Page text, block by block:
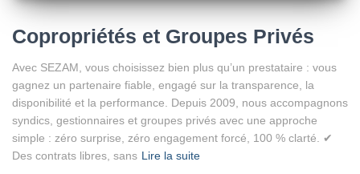
Copropriétés et Groupes Privés
Avec SEZAM, vous choisissez bien plus qu’un prestataire : vous
gagnez un partenaire fiable, engagé sur la transparence, la
disponibilité et la performance. Depuis 2009, nous accompagnons
syndics, gestionnaires et groupes privés avec une approche
simple : zéro surprise, zéro engagement forcé, 100 % clarté. ✔
Des contrats libres, sans Lire la suite